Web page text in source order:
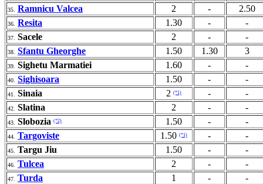
35. Ramnicu Valcea 2 - 2.50
36. Resita 1.30 - -
37. Sacele 2 - -
38. Sfantu Gheorghe 1.50 1.30 3
39. Sighetu Marmatiei 1.60 - -
40. Sighisoara 1.50 - -
41. Sinaia 2 (*1) - -
42. Slatina 2 - -
43. Slobozia (*2) 1.50 - -
44. Targoviste 1.50 (*1) - -
45. Targu Jiu 1.50 - -
46. Tulcea 2 - -
47. Turda 1 - -